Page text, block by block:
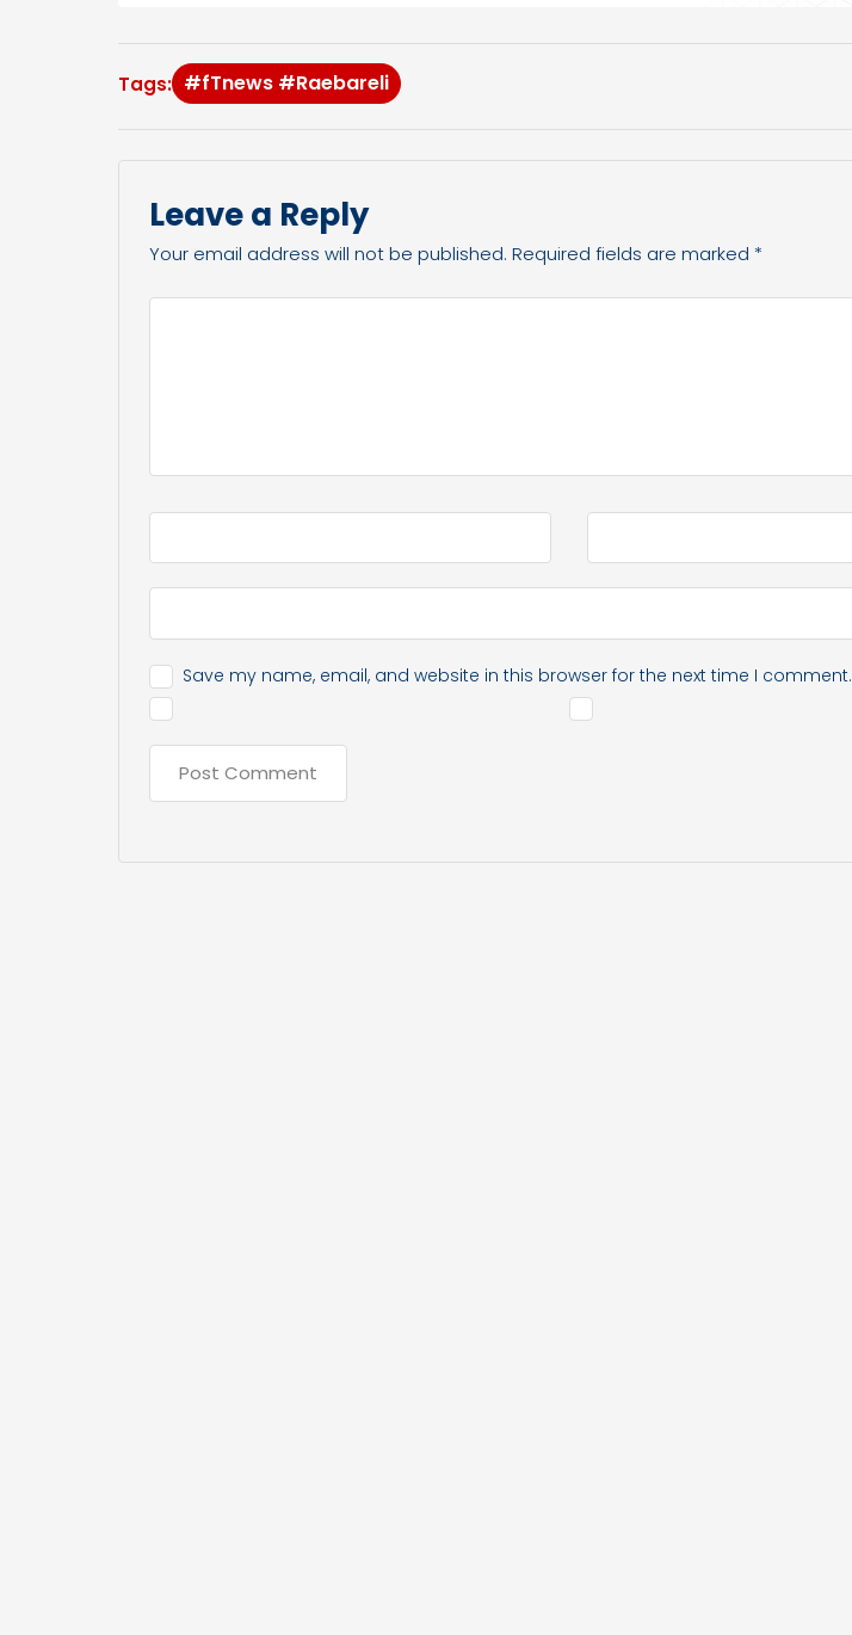
Tags: #fTnews #Raebareli
Leave a Reply
Your email address will not be published. Required fields are marked *
Save my name, email, and website in this browser for the next time I comment.